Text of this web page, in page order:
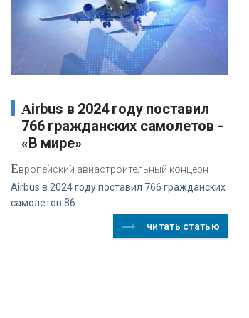
Airbus в 2024 году поставил
766 гражданских самолетов -
«В мире»
Европейский авиастроительный концерн
Airbus в 2024 году поставил 766 гражданских
самолетов 86
читать статью